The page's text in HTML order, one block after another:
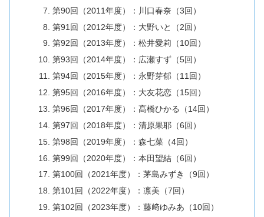
第90回（2011年度）：川口春奈（3回）
第91回（2012年度）：大野いと（2回）
第92回（2013年度）：松井愛莉（10回）
第93回（2014年度）：広瀬すず（5回）
第94回（2015年度）：永野芽郁（11回）
第95回（2016年度）：大友花恋（15回）
第96回（2017年度）：髙橋ひかる（14回）
第97回（2018年度）：清原果耶（6回）
第98回（2019年度）：森七菜（4回）
第99回（2020年度）：本田望結（6回）
第100回（2021年度）：茅島みずき（9回）
第101回（2022年度）：凛美（7回）
第102回（2023年度）：藤﨑ゆみあ（10回）